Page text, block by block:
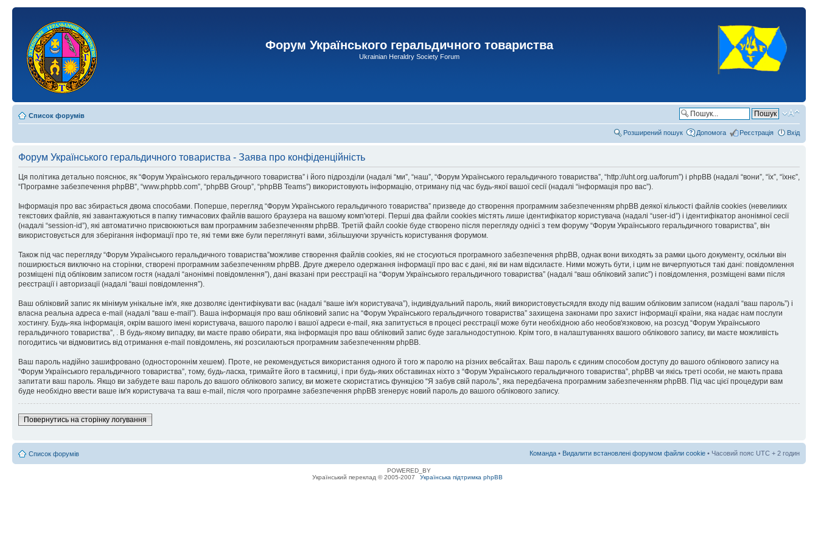
Форум Українського геральдичного товариства
Ukrainian Heraldry Society Forum
Список форумів
Розширений пошук Допомога Реєстрація Вхід
Форум Українського геральдичного товариства - Заява про конфіденційність
Ця політика детально пояснює, як “Форум Українського геральдичного товариства” і його підрозділи (надалі “ми”, “наш”, “Форум Українського геральдичного товариства”, “http://uht.org.ua/forum”) і phpBB (надалі “вони”, “їх”, “їхнє”,
“Програмне забезпечення phpBB”, “www.phpbb.com”, “phpBB Group”, “phpBB Teams”) використовують інформацію, отриману під час будь-якої вашої сесії (надалі “інформація про вас”).
Інформація про вас збирається двома способами. Поперше, перегляд “Форум Українського геральдичного товариства” призведе до створення програмним забезпеченням phpBB деякої кількості файлів cookies (невеликих
текстових файлів, які завантажуються в папку тимчасових файлів вашого браузера на вашому комп'ютері. Перші два файли cookies містять лише ідентифікатор користувача (надалі “user-id”) і ідентифікатор анонімної сесії
(надалі “session-id”), які автоматично присвоюються вам програмним забезпеченням phpBB. Третій файл cookie буде створено після перегляду однієї з тем форуму “Форум Українського геральдичного товариства”, він
використовується для зберігання інформації про те, які теми вже були переглянуті вами, збільшуючи зручність користування форумом.
Також під час перегляду “Форум Українського геральдичного товариства”можливе створення файлів cookies, які не стосуються програмного забезпечення phpBB, однак вони виходять за рамки цього документу, оскільки він
поширюється виключно на сторінки, створені програмним забезпеченням phpBB. Друге джерело одержання інформації про вас є дані, які ви нам відсилаєте. Ними можуть бути, і цим не вичерпуються такі дані: повідомлення
розміщені під обліковим записом гостя (надалі “анонімні повідомлення”), дані вказані при реєстрації на “Форум Українського геральдичного товариства” (надалі “ваш обліковий запис”) і повідомлення, розміщені вами після
реєстрації і авторизації (надалі “ваші повідомлення”).
Ваш обліковий запис як мінімум унікальне ім'я, яке дозволяє ідентифікувати вас (надалі “ваше ім'я користувача”), індивідуальний пароль, який використовуєтьсядля входу під вашим обліковим записом (надалі “ваш пароль”) і
власна реальна адреса e-mail (надалі “ваш e-mail”). Ваша інформація про ваш обліковий запис на “Форум Українського геральдичного товариства” захищена законами про захист інформації країни, яка надає нам послуги
хостингу. Будь-яка інформація, окрім вашого імені користувача, вашого паролю і вашої адреси e-mail, яка запитується в процесі реєстрації може бути необхідною або необов'язковою, на розсуд “Форум Українського
геральдичного товариства”, . В будь-якому випадку, ви маєте право обирати, яка інформація про ваш обліковий запис буде загальнодоступною. Крім того, в налаштуваннях вашого облікового запису, ви маєте можливість
погодитись чи відмовитись від отримання e-mail повідомлень, які розсилаються програмним забезпеченням phpBB.
Ваш пароль надійно зашифровано (одностороннім хешем). Проте, не рекомендується використання одного й того ж паролю на різних вебсайтах. Ваш пароль є єдиним способом доступу до вашого облікового запису на
“Форум Українського геральдичного товариства”, тому, будь-ласка, тримайте його в таємниці, і при будь-яких обставинах ніхто з “Форум Українського геральдичного товариства”, phpBB чи якісь треті особи, не мають права
запитати ваш пароль. Якщо ви забудете ваш пароль до вашого облікового запису, ви можете скористатись функцією “Я забув свій пароль”, яка передбачена програмним забезпеченням phpBB. Під час цієї процедури вам
буде необхідно ввести ваше ім'я користувача та ваш e-mail, після чого програмне забезпечення phpBB згенерує новий пароль до вашого облікового запису.
Повернутись на сторінку логування
Список форумів Команда • Видалити встановлені форумом файли cookie • Часовий пояс UTC + 2 годин
POWERED_BY
Український переклад © 2005-2007
Українська підтримка phpBB